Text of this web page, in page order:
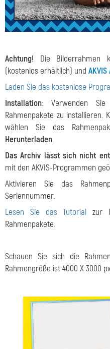
Achtung! Die
(kostenlos erhältlich) und
Laden Sie das kostenlose
Installation: Verwenden
Rahmenpakete zu installieren.
wählen Sie das
Herunterladen.
Das Archiv lässt sich nicht
mit den AKVIS-Programmen
Aktivieren Sie das
Seriennummer.
Lesen Sie das Tutorial zur
Rahmenpakete.
Schauen Sie sich die
Rahmengröße ist 4000 X 3000